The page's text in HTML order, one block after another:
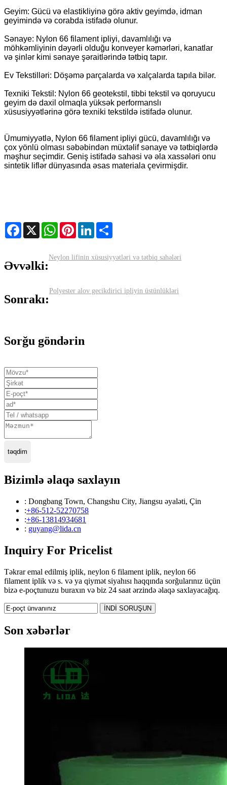
Geyim: Gücü və elastikliyinə görə aktiv geyimdə, idman
geyimində və corabda istifadə olunur.
Sənaye: Nylon 66 filament ipliyi, davamlılığı və
möhkəmliyinin dəyərli olduğu konveyer kəmərləri, kanatlar
və şinlər kimi sənaye şəraitlərində tətbiq tapır.
Ev Tekstilləri: Döşəmə parçalarda və xalçalarda tapıla bilər.
Texniki Tekstil: Nylon 66 geotekstil, tibbi tekstil və qoruyucu
geyim də daxil olmaqla yüksək performanslı
xüsusiyyətlərinə görə texniki tekstildə istifadə olunur.
Ümumiyyətlə, Nylon 66 filament ipliyi gücü, davamlılığı və
çox yönlü olması səbəbindən müxtəlif sənaye və tətbiqlərdə
məşhur seçimdir. Geniş istifadə sahəsi və əla xassələri onu
sintetik liflər dünyasında əsas materiala çevirmişdir.
Facebook
X WhatsAppPinterestLinkedIn
Əvvəlki:
Neylon lifinin xüsusiyyətləri və tətbiq sahələri
Sonrakı:
Polyester alov gecikdirici ipliyin üstünlükləri
Sorğu göndərin
təqdim
Bizimlə əlaqə saxlayın
: Dongbang Town, Changshu City, Jiangsu əyaləti, Çin
:+86-512-52270758
:+86-13814934681
: guyang@lida.cn
Inquiry For Pricelist
Təkrar emal edilmiş iplik, neylon 6 filament iplik, neylon 66
filament iplik və s. və ya qiymət siyahısı haqqında sorğularınız üçün
bizə e-poçtunuzu buraxın və biz 24 saat ərzində əlaqə saxlayacağıq.
Son xəbərlər